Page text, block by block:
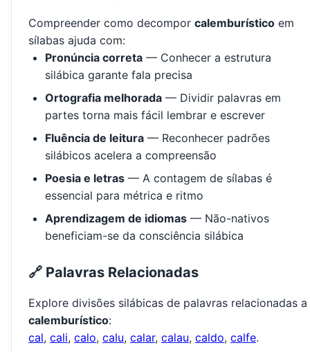
Compreender como decompor calemburístico em
sílabas ajuda com:
Pronúncia correta — Conhecer a estrutura
silábica garante fala precisa
Ortografia melhorada — Dividir palavras em
partes torna mais fácil lembrar e escrever
Fluência de leitura — Reconhecer padrões
silábicos acelera a compreensão
Poesia e letras — A contagem de sílabas é
essencial para métrica e ritmo
Aprendizagem de idiomas — Não-nativos
beneficiam-se da consciência silábica
🔗 Palavras Relacionadas
Explore divisões silábicas de palavras relacionadas a
calemburístico:
cal, cali, calo, calu, calar, calau, caldo, calfe.